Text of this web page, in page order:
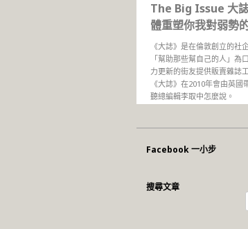
The Big Issue 大
體重塑你我對弱勢
《大誌》是在倫敦創立的社
「幫助那些幫自己的人」為
力更新的街友提供販賣雜誌
《大誌》在2010年會由英國
聽總編輯李取中怎麼說。
Facebook 一小步
搜尋文章